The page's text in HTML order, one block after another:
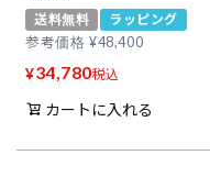
送料無料
ラッピング
参考価格 ¥48,400
¥34,780税込
カートに入れる